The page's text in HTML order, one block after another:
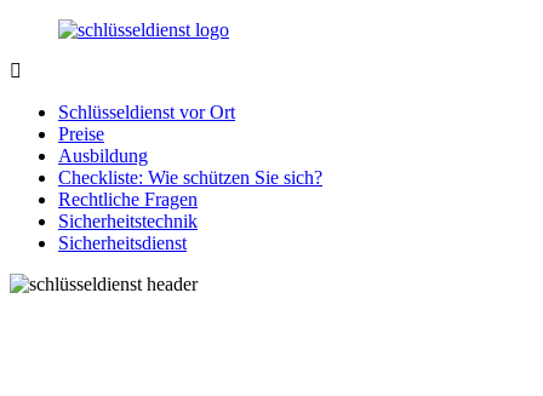
Zurück
Inhalt
Notlage
wird
gelöst!
Schlüsseldienst vor Ort
Preise
Ausbildung
Checkliste: Wie schützen Sie sich?
Rechtliche Fragen
Sicherheitstechnik
Sicherheitsdienst